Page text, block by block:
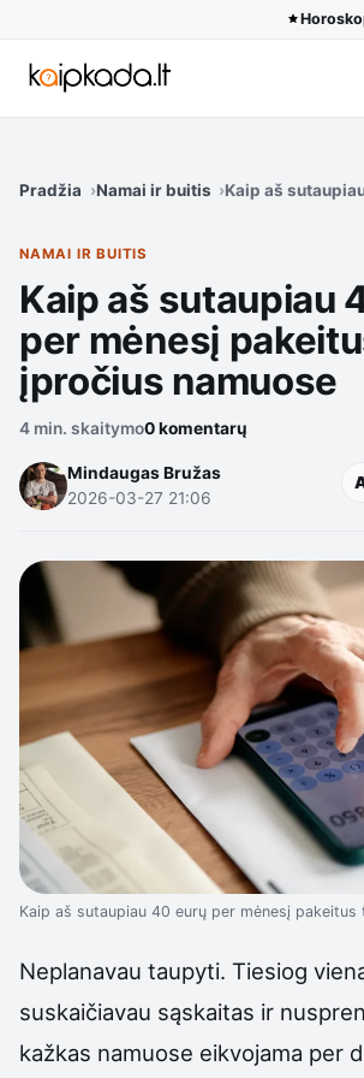
Pradžia Namai ir buitis Kaip aš
NAMAI IR BUITIS
Kaip aš sutaupiau
per mėnesį
įpročius namuose
4 min. skaitymo0 komentarų
Mindaugas Bružas
2026-03-27 21:06
Kaip aš sutaupiau 40 eurų per mėnesį
Neplanavau taupyti. Tiesiog
suskaičiavau sąskaitas ir
kažkas namuose eikvojama per